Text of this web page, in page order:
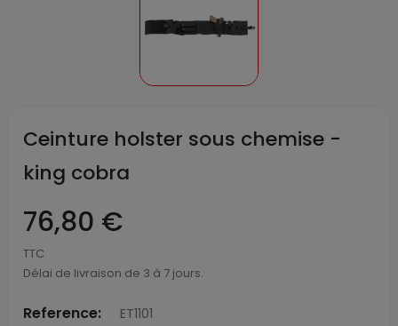
Ceinture holster sous chemise -
king cobra
76,80 €
TTC
Délai de livraison de 3 à 7 jours.
Reference: ET1101